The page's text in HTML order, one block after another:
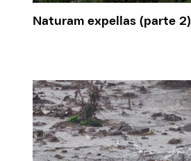
Naturam expellas (parte 2)